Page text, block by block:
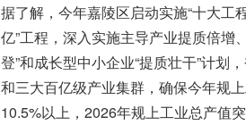
据了解，今年嘉陵区启动实施“十大工
亿”工程，深入实施主导产业提质倍增
登”和成长型中小企业“提质壮干”计划
和三大百亿级产业集群，确保今年规
10.5%以上，2026年规上工业总产值